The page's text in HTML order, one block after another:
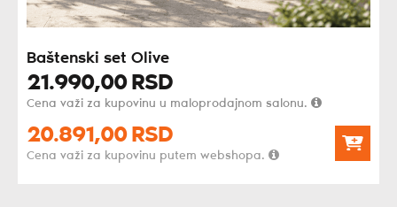
Baštenski set Olive
21.990,00 RSD
Cena važi za kupovinu u maloprodajnom salonu.
20.891,00 RSD
Cena važi za kupovinu putem webshopa.